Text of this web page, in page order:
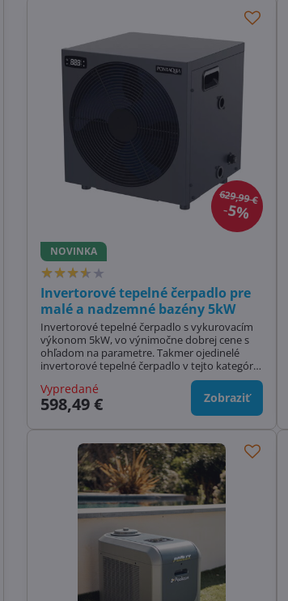
629,99 €
5%
NOVINKA
Invertorové tepelné čerpadlo pre
malé a nadzemné bazény 5kW
Invertorové tepelné čerpadlo s vykurovacím
výkonom 5kW, vo výnimočne dobrej cene s
ohľadom na parametre. Takmer ojedinelé
invertorové tepelné čerpadlo v tejto kategórii.
Vypredané
598,49 € Zobraziť